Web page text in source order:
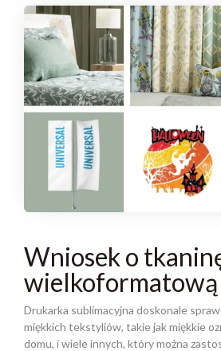
Wniosek o
wielkoformatową
Drukarka sublimacyjna doskonale
miękkich tekstyliów, takie jak miękkie
domu, i wiele innych, który można